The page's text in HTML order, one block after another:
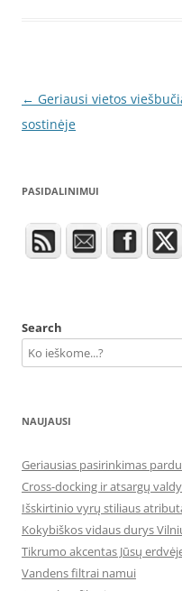
Post
navigation
← Geriausi vietos
sostinėje
PASIDALINIMUI
Search
NAUJAUSI
Geriausias pasirinkimas
Cross-docking ir atsargų
Išskirtinio vyrų stiliaus
Kokybiškos vidaus durys
Tikrumo akcentas Jūsų
Vandens filtrai namui